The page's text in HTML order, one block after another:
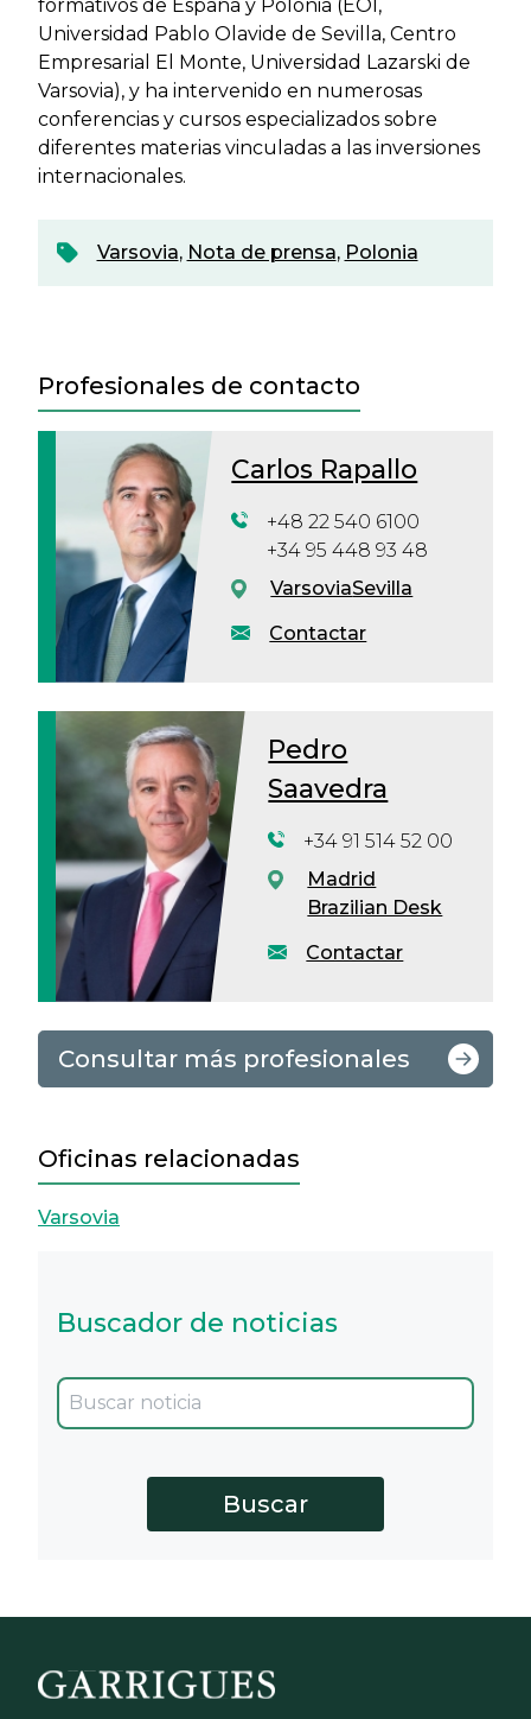
formativos de España y Polonia (EOI,
Universidad Pablo Olavide de Sevilla, Centro
Empresarial El Monte, Universidad Lazarski de
Varsovia), y ha intervenido en numerosas
conferencias y cursos especializados sobre
diferentes materias vinculadas a las inversiones
internacionales.
Varsovia, Nota de prensa, Polonia
Profesionales de contacto
Carlos Rapallo
Contactar
+48 22 540 6100
+34 95 448 93 48
VarsoviaSevilla
Pedro
Saavedra
Contactar
+34 91 514 52 00
Madrid
Brazilian Desk
Consultar más profesionales
Oficinas relacionadas
Varsovia
Buscador de noticias